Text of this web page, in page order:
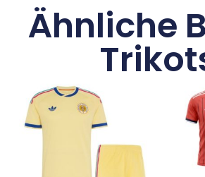
Ähnliche